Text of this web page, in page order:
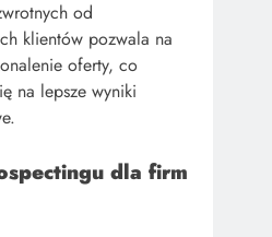
od
klientów pozwala na
oferty, co
na lepsze wyniki
dla firm